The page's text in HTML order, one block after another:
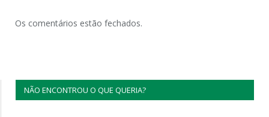
Os comentários estão fechados.
NÃO ENCONTROU O QUE QUERIA?